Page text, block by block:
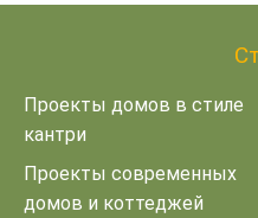
Проекты домов в стиле
кантри
Проекты современных
домов и коттеджей